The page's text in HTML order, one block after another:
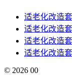
适老化改造
适老化改造
适老化改造
适老化改造
© 2026 00